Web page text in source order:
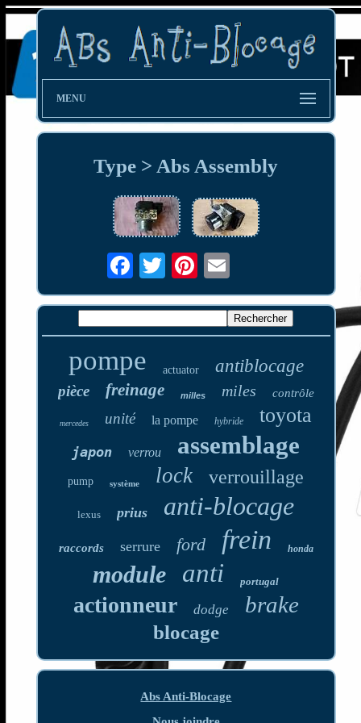
MENU
Type > Abs Assembly
pompe actuator antiblocage
pièce freinage milles miles contrôle
mercedes unité la pompe hybride toyota
japon verrou assemblage
pump système lock verrouillage
lexus prius anti-blocage
raccords serrure ford frein honda
module anti portugal
actionneur dodge brake
blocage
Abs Anti-Blocage